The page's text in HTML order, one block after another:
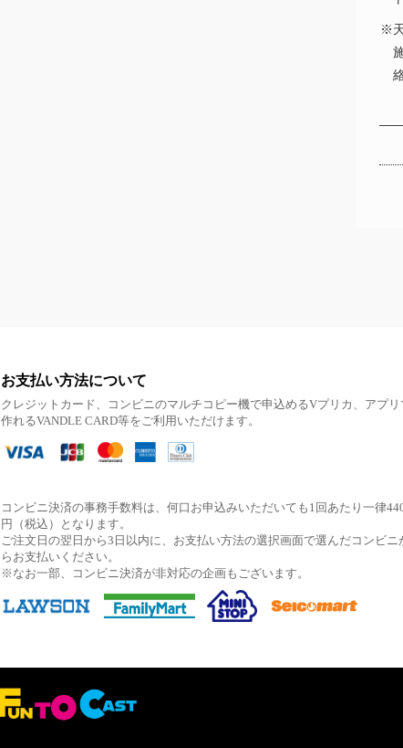
※
お支払い方法について
クレジットカード、コンビニのマルチコピー機で申込めるVプリカ、アプリ
作れるVANDLE CARD等をご利用いただけます。
コンビニ決済の事務手数料は、何口お申込みいただいても1回あたり一律
円（税込）となります。
ご注文日の翌日から3日以内に、お支払い方法の選択画面で選んだコンビニ
らお支払いください。
※なお一部、コンビニ決済が非対応の企画もございます。